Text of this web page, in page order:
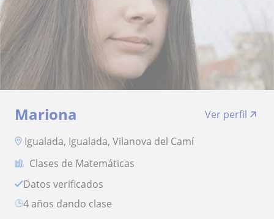
Mariona
Ver perfil
Igualada, Igualada, Vilanova del Camí
Clases de Matemáticas
Datos verificados
4 años dando clase